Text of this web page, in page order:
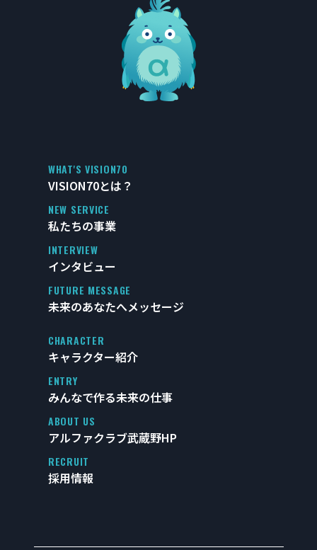
WHAT'S VISION70
VISION70とは？
NEW SERVICE
私たちの事業
INTERVIEW
インタビュー
FUTURE MESSAGE
未来のあなたへメッセージ
CHARACTER
キャラクター紹介
ENTRY
みんなで作る未来の仕事
ABOUT US
アルファクラブ武蔵野HP
RECRUIT
採用情報